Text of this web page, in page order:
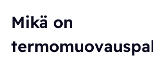
Mikä on